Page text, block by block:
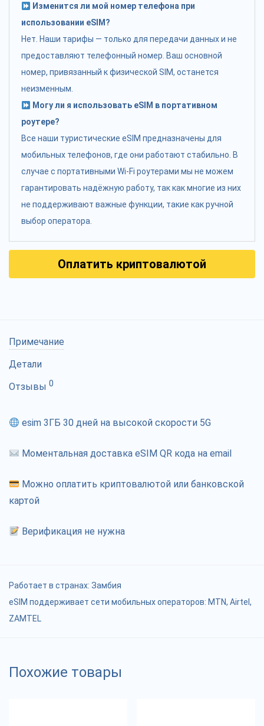
Изменится ли мой номер телефона при
использовании eSIM?
Нет. Наши тарифы — только для передачи данных и не
предоставляют телефонный номер. Ваш основной
номер, привязанный к физической SIM, останется
неизменным.
Могу ли я использовать eSIM в портативном
роутере?
Все наши туристические eSIM предназначены для
мобильных телефонов, где они работают стабильно. В
случае с портативными Wi-Fi роутерами мы не можем
гарантировать надёжную работу, так как многие из них
не поддерживают важные функции, такие как ручной
выбор оператора.
Оплатить криптовалютой
Примечание
Детали
Отзывы 0
esim 3ГБ 30 дней на высокой скорости 5G
Моментальная доставка eSIM QR кода на email
Можно оплатить криптовалютой или банковской
картой
Верификация не нужна
Работает в странах: Замбия
eSIM поддерживает сети мобильных операторов: MTN, Airtel,
ZAMTEL
Похожие товары